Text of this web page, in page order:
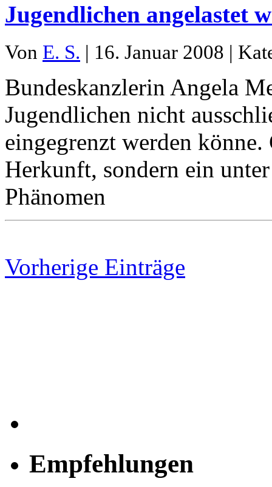
Jugendlichen angelastet
Von E. S. | 16. Januar 2008 |
Bundeskanzlerin Angela
Jugendlichen nicht
eingegrenzt werden
Herkunft, sondern ein
Phänomen
Vorherige Einträge
Empfehlungen